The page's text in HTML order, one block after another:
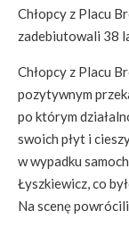
Chłopcy z Placu
zadebiutowali 38
Chłopcy z Placu
pozytywnym
po którym
swoich płyt i
w wypadku
Łyszkiewicz, co
Na scenę